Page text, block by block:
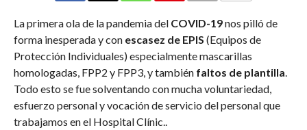
La primera ola de la pandemia del COVID-19nos pilló de
forma inesperada y con escasez de EPIS (Equipos de
Protección Individuales) especialmente mascarillas
homologadas, FPP2 y FPP3, y también faltos de plantilla.
Todo esto se fue solventando con mucha voluntariedad,
esfuerzo personal y vocación de servicio del personal que
trabajamos en el Hospital Clínic..